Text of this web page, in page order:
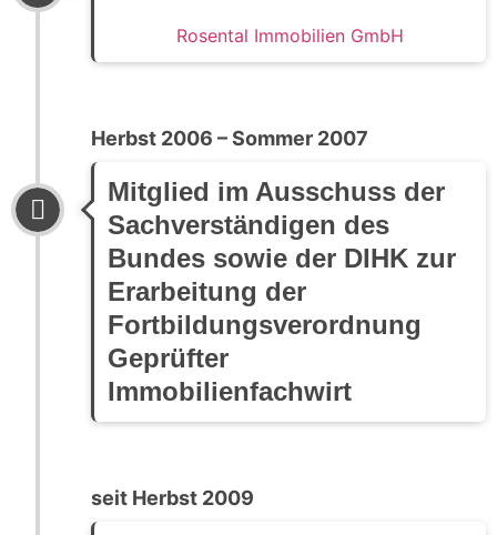
Rosental Immobilien GmbH
Herbst 2006 – Sommer 2007
Mitglied im Ausschuss der
Sachverständigen des
Bundes sowie der DIHK zur
Erarbeitung der
Fortbildungsverordnung
Geprüfter
Immobilienfachwirt
seit Herbst 2009